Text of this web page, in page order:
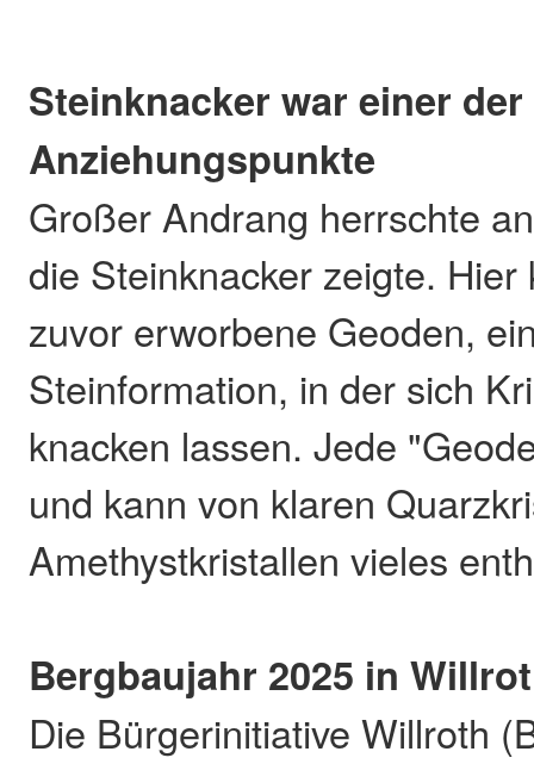
Steinknacker war einer der
Anziehungspunkte
Großer Andrang herrschte
die Steinknacker zeigte.
zuvor erworbene Geoden,
Steinformation, in der sich
knacken lassen. Jede
und kann von klaren
Amethystkristallen vieles
Bergbaujahr 2025 in
Die Bürgerinitiative Willroth